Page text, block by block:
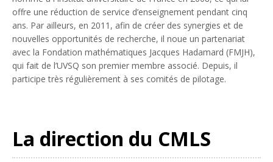
offre une réduction de service d’enseignement pendant cinq
ans. Par ailleurs, en 2011, afin de créer des synergies et de
nouvelles opportunités de recherche, il noue un partenariat
avec la Fondation mathématiques Jacques Hadamard (FMJH),
qui fait de l’UVSQ son premier membre associé. Depuis, il
participe très régulièrement à ses comités de pilotage.
La direction du CMLS